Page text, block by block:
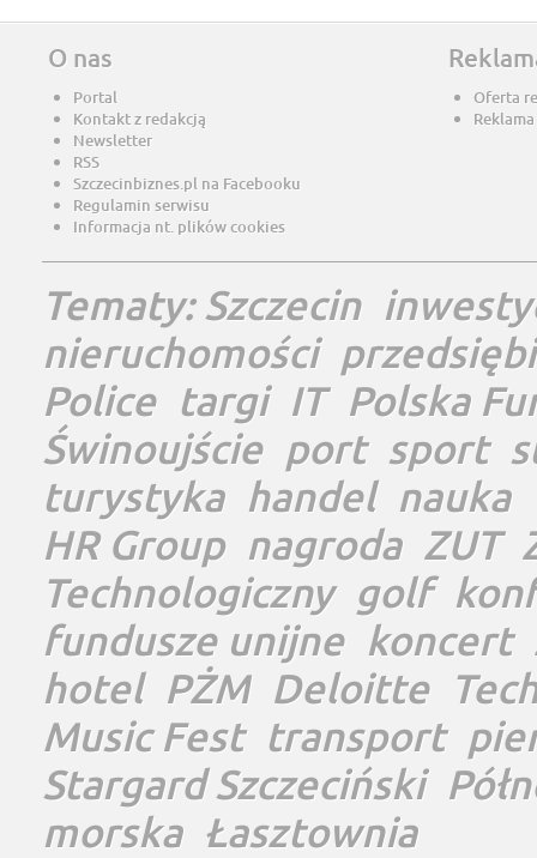
O nas
Portal
Kontakt z redakcją
Newsletter
RSS
Szczecinbiznes.pl na Facebooku
Regulamin serwisu
Informacja nt. plików cookies
Oferta
Tematy:Szczecin
nieruchomości
Police targi IT Polska
Świnoujście port sport
turystyka handel nauka
HR Group nagroda ZUT
Technologiczny golf
fundusze unijne koncert
hotel PŻM Deloitte
Music Fest transport
Stargard Szczeciński
morska Łasztownia